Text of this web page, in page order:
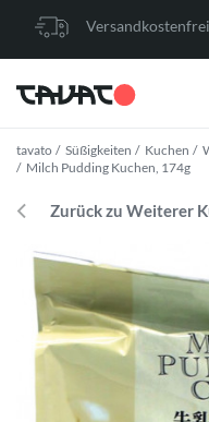
tavato Süßigkeiten Kuchen
Milch Pudding Kuchen, 174g
Zurück zu Weiterer